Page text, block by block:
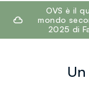
footer.ariatitleOVS è il
mondo
2025 di